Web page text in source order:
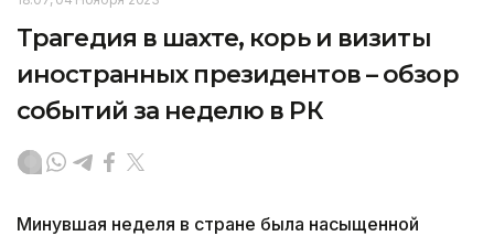
Трагедия в шахте, корь и визиты
иностранных президентов – обзор
событий за неделю в РК
Минувшая неделя в стране была насыщенной